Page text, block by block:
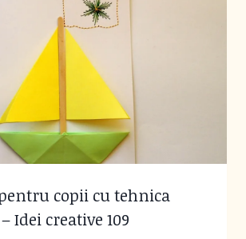
copii cu tehnica
Idei creative 109